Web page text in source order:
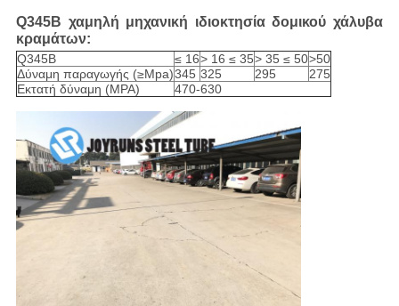
Q345B χαμηλή μηχανική ιδιοκτησία δομικού χάλυβα
κραμάτων:
Q345B ≤ 16> 16 ≤ 35> 35 ≤ 50>50
Δύναμη παραγωγής (≥Mpa)345 325 295
275
Εκτατή δύναμη (MPA)
470-630